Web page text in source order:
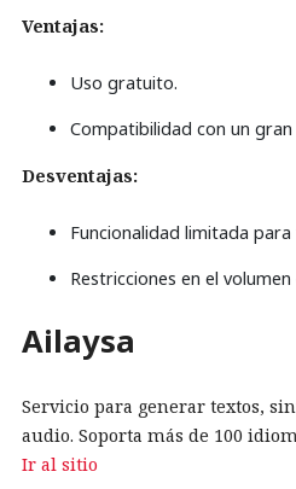
Ventajas:
Uso gratuito.
Compatibilidad con un
Desventajas:
Funcionalidad limitada
Restricciones en el
Ailaysa
Servicio para generar textos,
audio. Soporta más de 100
Ir al sitio